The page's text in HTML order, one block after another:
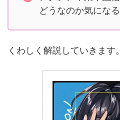
どうなのか気にな
くわしく解説していきます。